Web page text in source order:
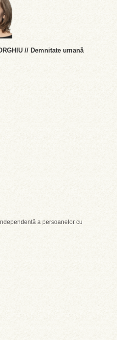
// Demnitate umană
a persoanelor cu